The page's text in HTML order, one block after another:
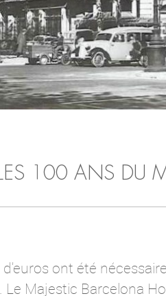
LES 100 ANS DU
ont été
Le Majestic Barcelona